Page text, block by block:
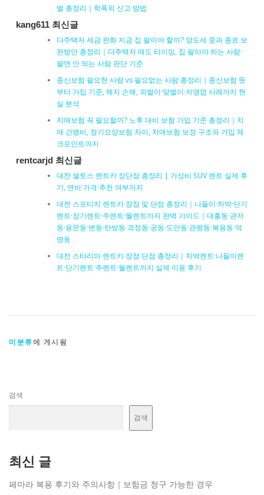
벌 총정리｜학폭위 신고 방법
kang611 최신글
다주택자 세금 완화 지금 집 팔아야 할까? 양도세 중과 종료 보
완방안 총정리｜다주택자 매도 타이밍, 집 팔아야 하는 사람·
팔면 안 되는 사람 판단 기준
종신보험 필요한 사람 vs 필요없는 사람 총정리｜종신보험 뜻
부터 가입 기준, 해지 손해, 외벌이·맞벌이·자영업 사례까지 현
실 분석
치매보험 꼭 필요할까? 노후 대비 보험 가입 기준 총정리｜치
매 간병비, 장기요양보험 차이, 치매보험 보장 구조와 가입 체
크포인트까지
rentcarjd 최신글
대전 셀토스 렌트카 장단점 총정리 | 가성비 SUV 렌트 실제 후
기, 연비·가격·추천 여부까지
대전 스포티지 렌트카 장점 및 단점 총정리｜나들이·차박·단기
렌트·장기렌트·주렌트·월렌트까지 완벽 가이드｜대흥동·관저
동·용문동·변동·탄방동·괴정동·궁동·도안동·관평동·복용동·덕
명동
대전 스타리아 렌트카 장점 단점 총정리｜차박렌트·나들이렌
트·단기렌트·주렌트·월렌트까지 실제 이용 후기
미분류에 게시됨
검색
검색
최신 글
페마라 복용 후기와 주의사항｜보험금 청구 가능한 경우